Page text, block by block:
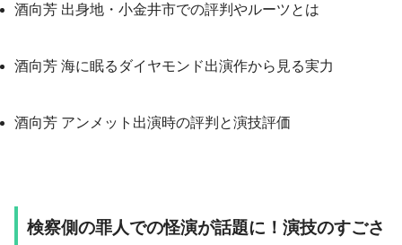
酒向芳 出身地・小金井市での評判やルーツとは
酒向芳 海に眠るダイヤモンド出演作から見る実力
酒向芳 アンメット出演時の評判と演技評価
検察側の罪人での怪演が話題に！演技のすごさ